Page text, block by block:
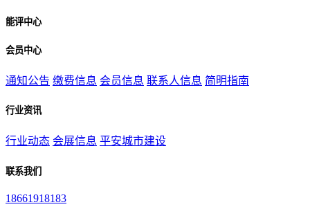
能评中心
会员中心
通知公告 缴费信息 会员信息 联系人信息 简明指南
行业资讯
行业动态 会展信息 平安城市建设
联系我们
18661918183